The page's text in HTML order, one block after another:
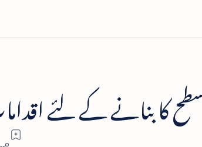
کا بنانے کے لئے